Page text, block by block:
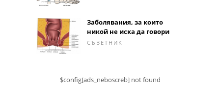
Заболявания, за които
никой не иска да говори
СЪВЕТНИК
$config[ads_neboscreb] not found